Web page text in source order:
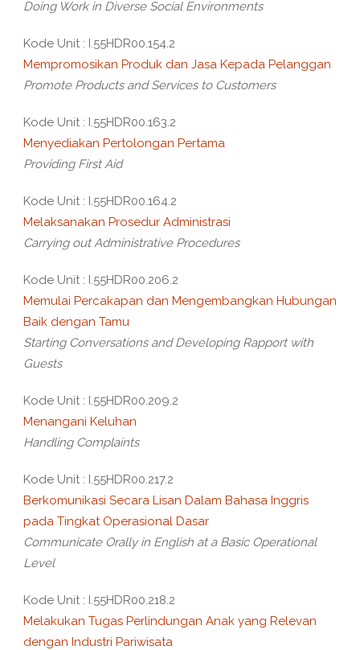
Doing Work in Diverse Social Environments
Kode Unit : I.55HDR00.154.2
Mempromosikan Produk dan Jasa Kepada Pelanggan
Promote Products and Services to Customers
Kode Unit : I.55HDR00.163.2
Menyediakan Pertolongan Pertama
Providing First Aid
Kode Unit : I.55HDR00.164.2
Melaksanakan Prosedur Administrasi
Carrying out Administrative Procedures
Kode Unit : I.55HDR00.206.2
Memulai Percakapan dan Mengembangkan Hubungan
Baik dengan Tamu
Starting Conversations and Developing Rapport with
Guests
Kode Unit : I.55HDR00.209.2
Menangani Keluhan
Handling Complaints
Kode Unit : I.55HDR00.217.2
Berkomunikasi Secara Lisan Dalam Bahasa Inggris
pada Tingkat Operasional Dasar
Communicate Orally in English at a Basic Operational
Level
Kode Unit : I.55HDR00.218.2
Melakukan Tugas Perlindungan Anak yang Relevan
dengan Industri Pariwisata